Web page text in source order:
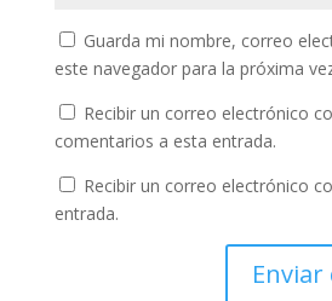
Guarda mi nombre, correo
este navegador para la próxima
Recibir un correo electrónico
comentarios a esta entrada.
Recibir un correo electrónico
entrada.